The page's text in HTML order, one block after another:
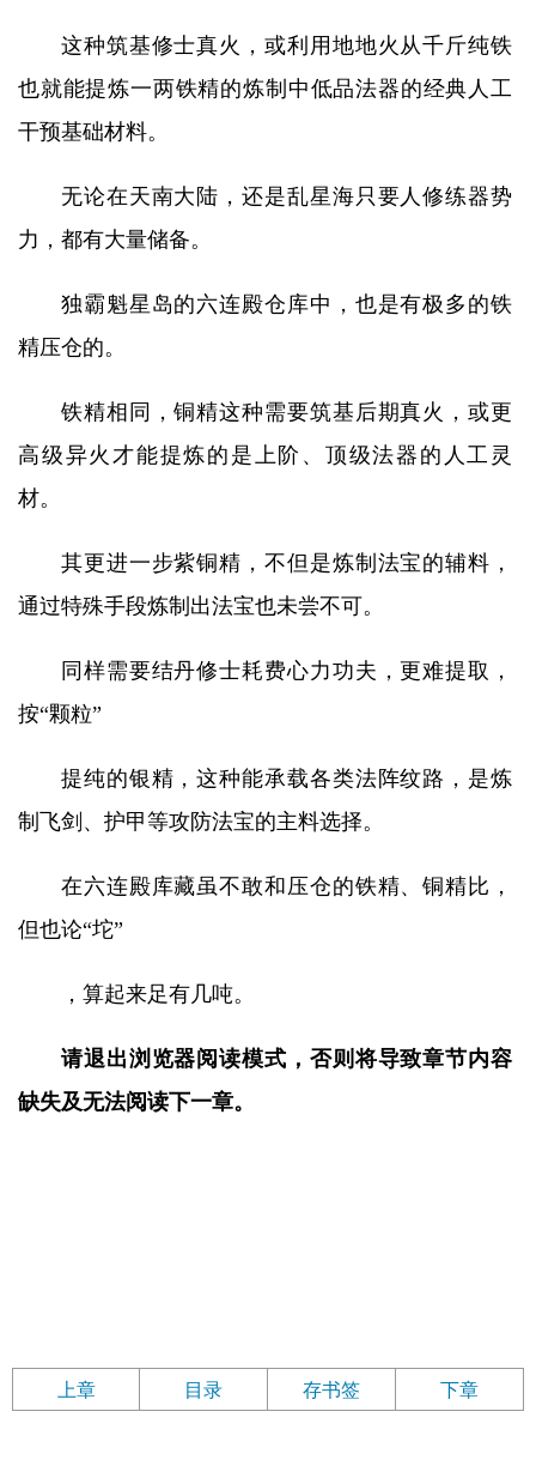
这种筑基修士真火，或利用地地火从千斤纯铁
也就能提炼一两铁精的炼制中低品法器的经典人工
干预基础材料。
无论在天南大陆，还是乱星海只要人修练器势
力，都有大量储备。
独霸魁星岛的六连殿仓库中，也是有极多的铁
精压仓的。
铁精相同，铜精这种需要筑基后期真火，或更
高级异火才能提炼的是上阶、顶级法器的人工灵
材。
其更进一步紫铜精，不但是炼制法宝的辅料，
通过特殊手段炼制出法宝也未尝不可。
同样需要结丹修士耗费心力功夫，更难提取，
按“颗粒”
提纯的银精，这种能承载各类法阵纹路，是炼
制飞剑、护甲等攻防法宝的主料选择。
在六连殿库藏虽不敢和压仓的铁精、铜精比，
但也论“坨”
，算起来足有几吨。
请退出浏览器阅读模式，否则将导致章节内容
缺失及无法阅读下一章。
上章 目录 存书签 下章